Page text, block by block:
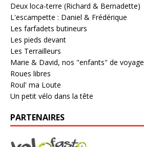
Deux loca-terre (Richard & Bernadette)
L'escampette : Daniel & Frédérique
Les farfadets butineurs
Les pieds devant
Les Terrailleurs
Marie & David, nos "enfants" de voyage
Roues libres
Roul' ma Loute
Un petit vélo dans la tête
PARTENAIRES